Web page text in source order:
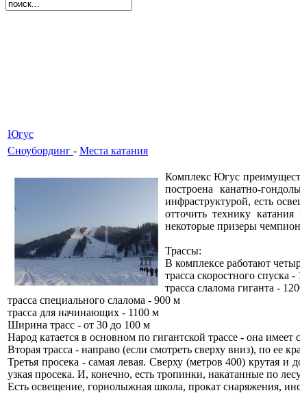
Югус
Сноубординг - Места катания
Комплекс Югус
построена канатно-
инфраструктурой, есть
отточить технику
некоторые призеры
Трассы:
В комплексе работают
трасса скоростного спуска
трасса слалома гиганта -
трасса специального слалома - 900 м
трасса для начинающих - 1100 м
Ширина трасс - от 30 до 100 м
Народ катается в основном по гигантской трассе - она
Вторая трасса - направо (если смотреть сверху вниз), по
Третья просека - самая левая. Сверху (метров 400) крутая
узкая просека. И, конечно, есть тропинки, накатанные по
Есть освещение, горнолыжная школа, прокат снаряжения,